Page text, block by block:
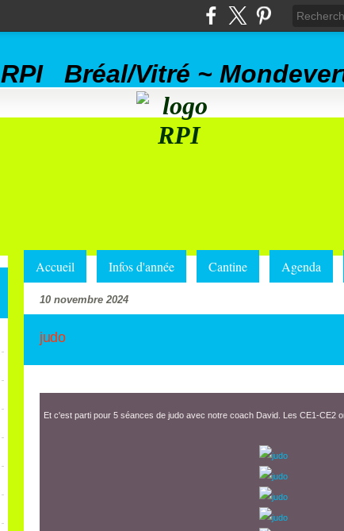
RPI Bréal/Vitré ~
Accueil Infos d'année Cantine Agenda
10 novembre 2024
judo
Et c'est parti pour 5 séances de judo avec notre coach David. Les CE1-CE2